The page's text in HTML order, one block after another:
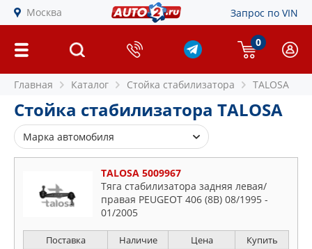
Москва Запрос по VIN
0
Главная Каталог Стойка стабилизатора TALOSA
Стойка стабилизатора TALOSA
Марка автомобиля
Alfa Romeo
BMW
Chrysler
TALOSA 5009967
Тяга стабилизатора задняя левая/
правая PEUGEOT 406 (8B) 08/1995 -
01/2005
Поставка Наличие Цена Купить